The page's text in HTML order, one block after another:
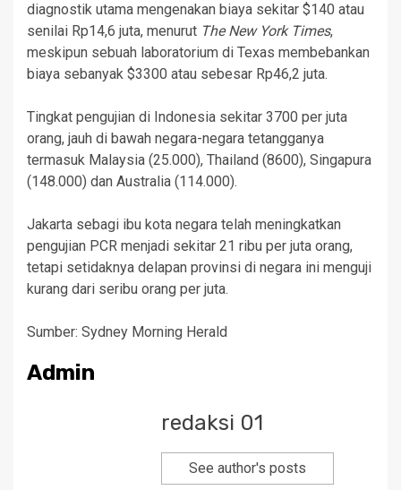
diagnostik utama mengenakan biaya sekitar $140 atau
senilai Rp14,6 juta, menurut The New York Times,
meskipun sebuah laboratorium di Texas membebankan
biaya sebanyak $3300 atau sebesar Rp46,2 juta.
Tingkat pengujian di Indonesia sekitar 3700 per juta
orang, jauh di bawah negara-negara tetangganya
termasuk Malaysia (25.000), Thailand (8600), Singapura
(148.000) dan Australia (114.000).
Jakarta sebagi ibu kota negara telah meningkatkan
pengujian PCR menjadi sekitar 21 ribu per juta orang,
tetapi setidaknya delapan provinsi di negara ini menguji
kurang dari seribu orang per juta.
Sumber: Sydney Morning Herald
Admin
redaksi 01
See author's posts